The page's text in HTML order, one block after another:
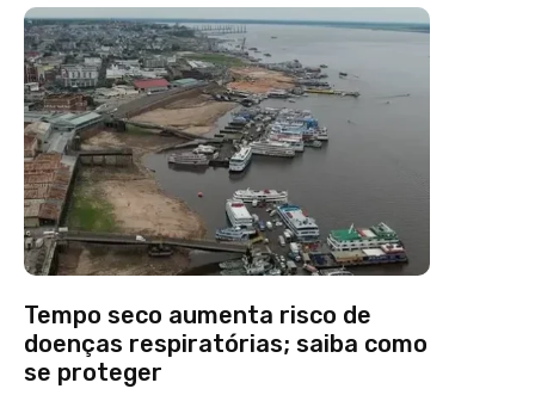
Tempo seco aumenta risco de
doenças respiratórias; saiba como
se proteger